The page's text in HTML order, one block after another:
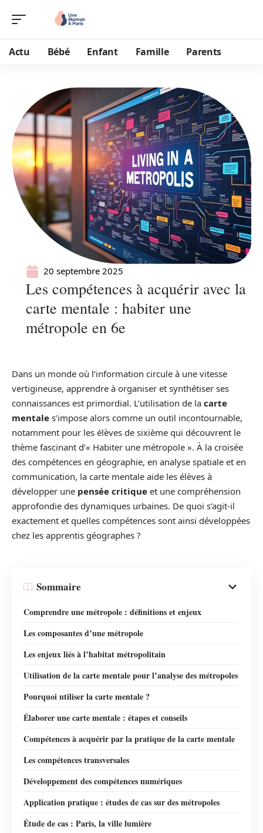
Actu Bébé Enfant Famille Parents
20 septembre 2025
Les compétences à acquérir avec la
carte mentale : habiter une
métropole en 6e
Dans un monde où l’information circule à une vitesse
vertigineuse, apprendre à organiser et synthétiser ses
connaissances est primordial. L’utilisation de la carte
mentale s’impose alors comme un outil incontournable,
notamment pour les élèves de sixième qui découvrent le
thème fascinant d’« Habiter une métropole ». À la croisée
des compétences en géographie, en analyse spatiale et en
communication, la carte mentale aide les élèves à
développer une pensée critique et une compréhension
approfondie des dynamiques urbaines. De quoi s’agit-il
exactement et quelles compétences sont ainsi développées
chez les apprentis géographes ?
Sommaire
Comprendre une métropole : définitions et enjeux
Les composantes d’une métropole
Les enjeux liés à l’habitat métropolitain
Utilisation de la carte mentale pour l’analyse des métropoles
Pourquoi utiliser la carte mentale ?
Élaborer une carte mentale : étapes et conseils
Compétences à acquérir par la pratique de la carte mentale
Les compétences transversales
Développement des compétences numériques
Application pratique : études de cas sur des métropoles
Étude de cas : Paris, la ville lumière